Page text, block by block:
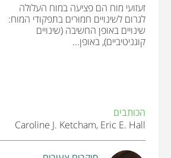
זעזועי מוח הם פציעה במוח העלולה
לגרום לשינויים חמוּרים בתפקודי המוח:
שינויים באופן החשיבה (שינויים
קוגניטיביים), באופן...
הכותבים
Caroline J. Ketcham, Eric E. Hall